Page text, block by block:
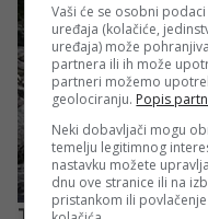
Vaši će se osobni
uređaja (kolačiće,
uređaja) može
partnera ili ih može
partneri možemo
geolociranju. Popis
Neki dobavljači mogu
temelju legitimnog
nastavku možete
dnu ove stranice ili na
pristankom ili